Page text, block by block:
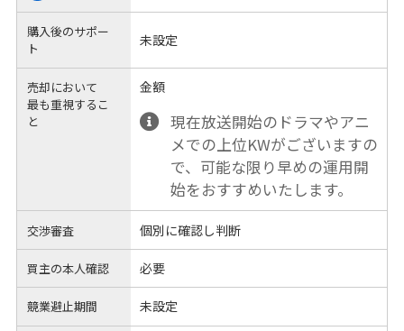
購入後のサポー
ト
未設定
売却において
最も重視するこ
と
金額
現在放送開始のドラマやアニ
メでの上位KWがございますの
で、可能な限り早めの運用開
始をおすすめいたします。
交渉審査 個別に確認し判断
買主の本人確認 必要
競業避止期間 未設定